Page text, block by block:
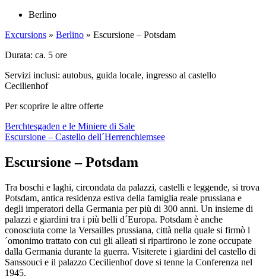
Berlino
Excursions » Berlino » Escursione – Potsdam
Durata: ca. 5 ore
Servizi inclusi: autobus, guida locale, ingresso al castello
Cecilienhof
Per scoprire le altre offerte
Berchtesgaden e le Miniere di Sale
Escursione – Castello dell´Herrenchiemsee
Escursione – Potsdam
Tra boschi e laghi, circondata da palazzi, castelli e leggende, si trova
Potsdam, antica residenza estiva della famiglia reale prussiana e
degli imperatori della Germania per più di 300 anni. Un insieme di
palazzi e giardini tra i più belli d´Europa. Potsdam è anche
conosciuta come la Versailles prussiana, città nella quale si firmò l
´omonimo trattato con cui gli alleati si ripartirono le zone occupate
dalla Germania durante la guerra. Visiterete i giardini del castello di
Sanssouci e il palazzo Cecilienhof dove si tenne la Conferenza nel
1945.